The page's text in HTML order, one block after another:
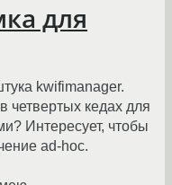
для
kwifimanager.
четвертых кедах для
Интересует, чтобы
ad-hoc.